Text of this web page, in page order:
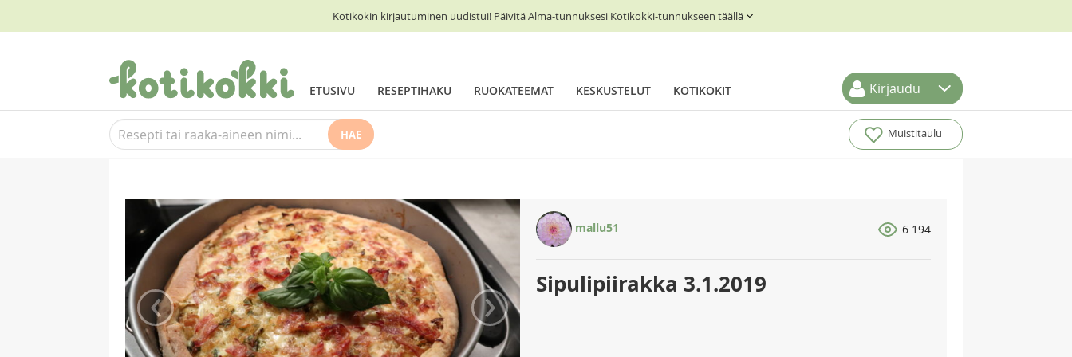
Kotikokin kirjautuminen uudistui! Päivitä Alma-tunnuksesi Kotikokki-tunnukseen täällä
ETUSIVU RESEPTIHAKU RUOKATEEMAT KESKUSTELUT KOTIKOKIT Kirjaudu
HAE Muistitaulu
‹ ›
mallu51 6 194
Sipulipiirakka 3.1.2019